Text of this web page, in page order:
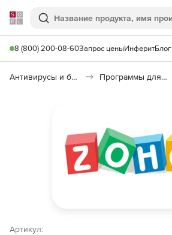
Softline
Поиск
8 (800) 200-08-60Запрос ценыИнферитБлог
Антивирусы и безопасность Программы для защиты информации
Артикул: